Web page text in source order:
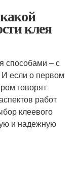
клея
способами – с
И если о первом
говорят
работ
клеевого
и надежную